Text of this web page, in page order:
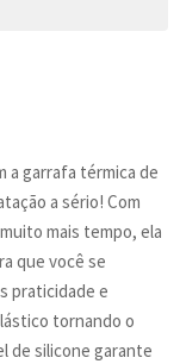
a garrafa térmica de
a sério! Com
mais tempo, ela
que você se
praticidade e
tornando o
de silicone garante